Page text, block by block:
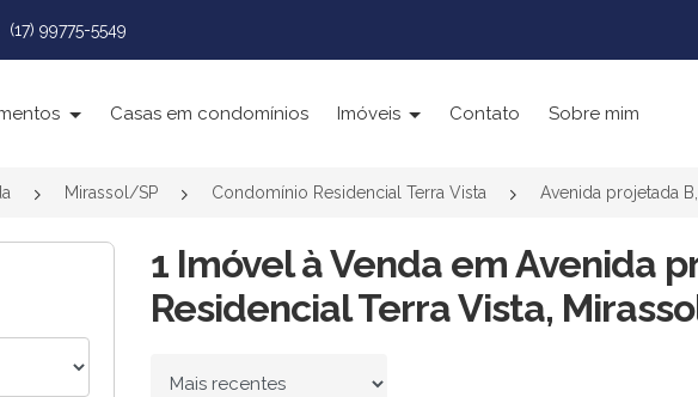
(17) 99775-5549
Casas em condomínios Imóveis Contato Sobre mim
Mirassol/SP Condomínio Residencial Terra Vista Avenida projetada
1 Imóvel à Venda em Avenida
Residencial Terra Vista,
Ordenar por